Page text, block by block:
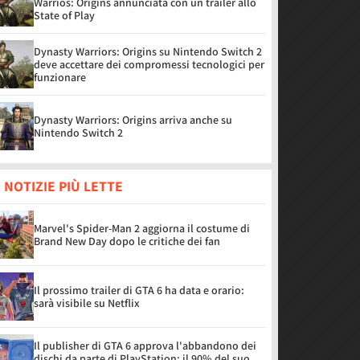
State of Play
Dynasty Warriors: Origins su Nintendo Switch 2
deve accettare dei compromessi tecnologici per
funzionare
Dynasty Warriors: Origins arriva anche su
Nintendo Switch 2
NOTIZIE PIÙ LETTE
Marvel's Spider-Man 2 aggiorna il costume di
Brand New Day dopo le critiche dei fan
Il prossimo trailer di GTA 6 ha data e orario:
sarà visibile su Netflix
Il publisher di GTA 6 approva l'abbandono dei